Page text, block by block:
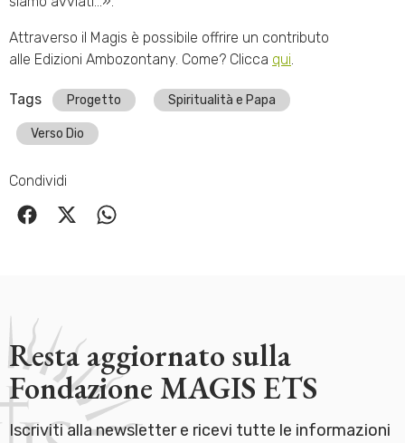
Attraverso il Magis è possibile offrire un contributo
alle Edizioni Ambozontany. Come? Clicca qui.
Tags Progetto Spiritualità e Papa
Verso Dio
Condividi
Resta aggiornato sulla
Fondazione MAGIS ETS
Iscriviti alla newsletter e ricevi tutte le informazioni